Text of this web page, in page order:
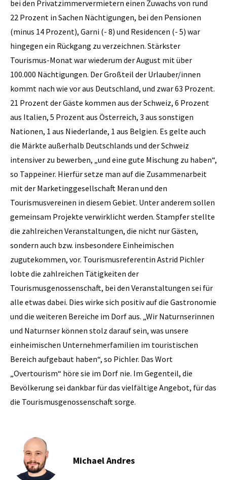
bei den Privatzimmervermietern einen Zuwachs von rund
22 Prozent in Sachen Nächtigungen, bei den Pensionen
(minus 14 Prozent), Garni (- 8) und Residencen (- 5) war
hingegen ein Rückgang zu verzeichnen. Stärkster
Tourismus-Monat war wiederum der August mit über
100.000 Nächtigungen. Der Großteil der Urlauber/innen
kommt nach wie vor aus Deutschland, und zwar 63 Prozent.
21 Prozent der Gäste kommen aus der Schweiz, 6 Prozent
aus Italien, 5 Prozent aus Österreich, 3 aus sonstigen
Nationen, 1 aus Niederlande, 1 aus Belgien. Es gelte auch
die Märkte außerhalb Deutschlands und der Schweiz
intensiver zu bewerben, „und eine gute Mischung zu haben“,
so Tappeiner. Hierfür setze man auf die Zusammenarbeit
mit der Marketinggesellschaft Meran und den
Tourismusvereinen in diesem Gebiet. Unter anderem sollen
gemeinsam Projekte verwirklicht werden. Stampfer stellte
die zahlreichen Veranstaltungen, die nicht nur Gästen,
sondern auch bzw. insbesondere Einheimischen
zugutekommen, vor. Tourismusreferentin Astrid Pichler
lobte die zahlreichen Tätigkeiten der
Tourismusgenossenschaft, bei den Veranstaltungen sei für
alle etwas dabei. Dies wirke sich positiv auf die Gastronomie
und die weiteren Bereiche im Dorf aus. „Wir Naturnserinnen
und Naturnser können stolz darauf sein, was unsere
einheimischen Unternehmerfamilien im touristischen
Bereich aufgebaut haben“, so Pichler. Das Wort
„Overtourism“ höre sie im Dorf nie. Im Gegenteil, die
Bevölkerung sei dankbar für das vielfältige Angebot, für das
die Tourismusgenossenschaft sorge.
Michael Andres